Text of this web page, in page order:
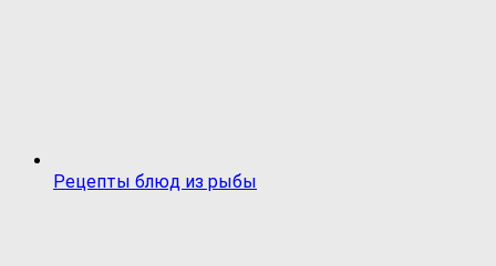
Рецепты блюд из рыбы